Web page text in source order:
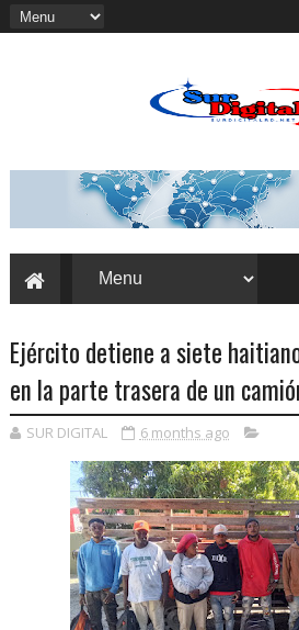
Ejército detiene a siete
en la parte trasera de un
SUR DIGITAL 6 months ago